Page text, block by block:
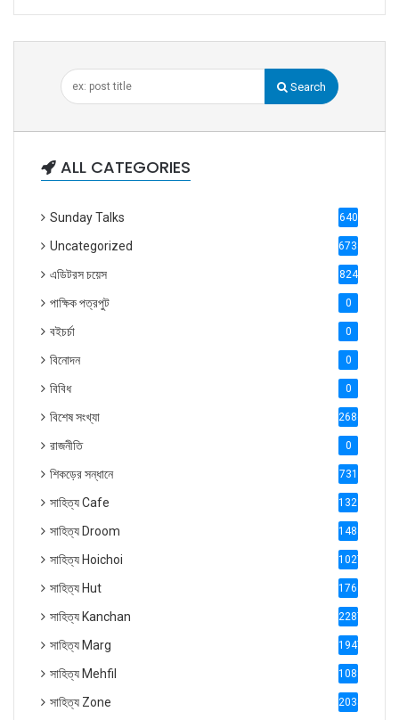
Search
ALL CATEGORIES
Sunday Talks 640
Uncategorized 6738
এডিটরস চয়েস 824
পাক্ষিক পত্রপুট 0
বইচর্চা 0
বিনোদন 0
বিবিধ 0
বিশেষ সংখ্যা 2686
রাজনীতি 0
শিকড়ের সন্ধানে 731
সাহিত্য Cafe 1321
সাহিত্য Droom 1488
সাহিত্য Hoichoi 1027
সাহিত্য Hut 1769
সাহিত্য Kanchan 2287
সাহিত্য Marg 1947
সাহিত্য Mehfil 1088
সাহিত্য Zone 2035